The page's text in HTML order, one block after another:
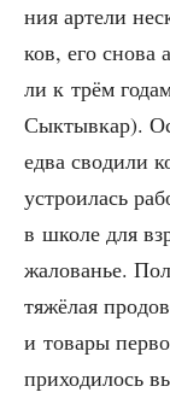
ния арте­ли
ков, его сно­ва
ли к трём
Сык­тыв­кар).
едва сво­ди­ли
устро­и­лась
в шко­ле для
жало­ва­нье.
тяжё­лая
и това­ры
при­хо­ди­лось